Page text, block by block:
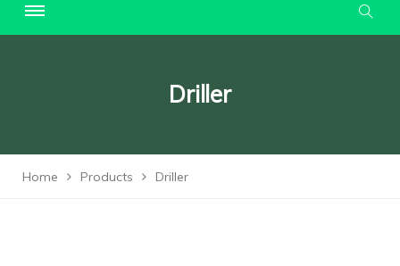
Driller
Home Products Driller